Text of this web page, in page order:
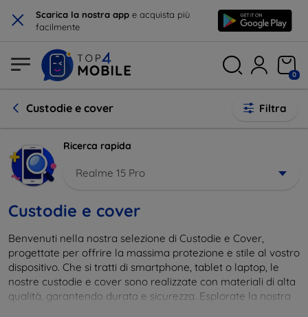
× Scarica la nostra app e acquista più
facilmente
0
Custodie e cover Filtra
Ricerca rapida
Realme 15 Pro
Custodie e cover
Benvenuti nella nostra selezione di Custodie e Cover,
progettate per offrire la massima protezione e stile al vostro
dispositivo. Che si tratti di smartphone, tablet o laptop, le
nostre custodie e cover sono realizzate con materiali di alta
qualità, garantendo durata e sicurezza. Esplorate la nostra